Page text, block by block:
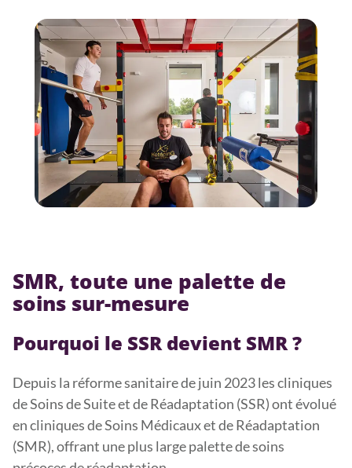
SMR, toute une palette de
soins sur-mesure
Pourquoi le SSR devient SMR ?
Depuis la réforme sanitaire de juin 2023 les cliniques
de Soins de Suite et de Réadaptation (SSR) ont évolué
en cliniques de Soins Médicaux et de Réadaptation
(SMR), offrant une plus large palette de soins